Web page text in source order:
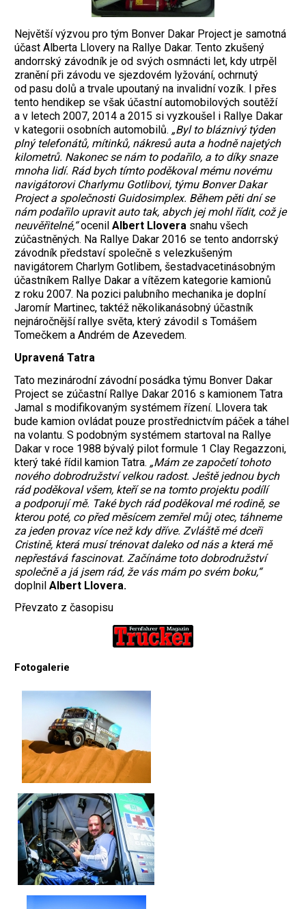
Největší výzvou pro tým Bonver Dakar Project je samotná
účast Alberta Llovery na Rallye Dakar. Tento zkušený
andorrský závodník je od svých osmnácti let, kdy utrpěl
zranění při závodu ve sjezdovém lyžování, ochrnutý
od pasu dolů a trvale upoutaný na invalidní vozík. I přes
tento hendikep se však účastní automobilových soutěží
a v letech 2007, 2014 a 2015 si vyzkoušel i Rallye Dakar
v kategorii osobních automobilů. „Byl to bláznivý týden
plný telefonátů, mítinků, nákresů auta a hodně najetých
kilometrů. Nakonec se nám to podařilo, a to díky snaze
mnoha lidí. Rád bych tímto poděkoval mému novému
navigátorovi Charlymu Gotlibovi, týmu Bonver Dakar
Project a společnosti Guidosimplex. Během pěti dní se
nám podařilo upravit auto tak, abych jej mohl řídit, což je
neuvěřitelné,“ocenil Albert Llovera snahu všech
zúčastněných. Na Rallye Dakar 2016 se tento andorrský
závodník představí společně s velezkušeným
navigátorem Charlym Gotlibem, šestadvacetinásobným
účastníkem Rallye Dakar a vítězem kategorie kamionů
z roku 2007. Na pozici palubního mechanika je doplní
Jaromír Martinec, taktéž několikanásobný účastník
nejnáročnější rallye světa, který závodil s Tomášem
Tomečkem a Andrém de Azevedem.
Upravená Tatra
Tato mezinárodní závodní posádka týmu Bonver Dakar
Project se zúčastní Rallye Dakar 2016 s kamionem Tatra
Jamal s modifikovaným systémem řízení. Llovera tak
bude kamion ovládat pouze prostřednictvím páček a táhel
na volantu. S podobným systémem startoval na Rallye
Dakar v roce 1988 bývalý pilot formule 1 Clay Regazzoni,
který také řídil kamion Tatra. „Mám ze započetí tohoto
nového dobrodružství velkou radost. Ještě jednou bych
rád poděkoval všem, kteří se na tomto projektu podílí
a podporují mě. Také bych rád poděkoval mé rodině, se
kterou poté, co před měsícem zemřel můj otec, táhneme
za jeden provaz více než kdy dříve. Zvláště mé dceři
Cristině, která musí trénovat daleko od nás a která mě
nepřestává fascinovat. Začínáme toto dobrodružství
společně a já jsem rád, že vás mám po svém boku,“
doplnil Albert Llovera.
Převzato z časopisu
Fotogalerie